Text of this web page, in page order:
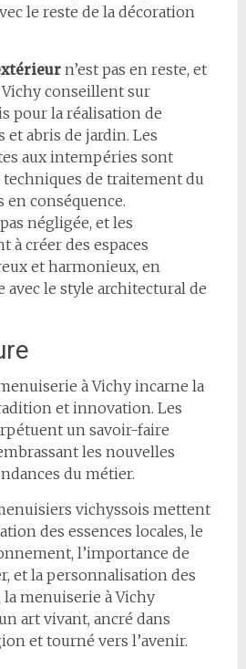
le reste de la décoration
n’est pas en reste, et
conseillent sur
pour la réalisation de
et abris de jardin. Les
aux intempéries sont
de traitement du
en conséquence.
négligée, et les
à créer des espaces
et harmonieux, en
avec le style architectural de
à Vichy incarne la
et innovation. Les
un savoir-faire
les nouvelles
du métier.
vichyssois mettent
des essences locales, le
l’importance de
et la personnalisation des
menuiserie à Vichy
art vivant, ancré dans
et tourné vers l’avenir.